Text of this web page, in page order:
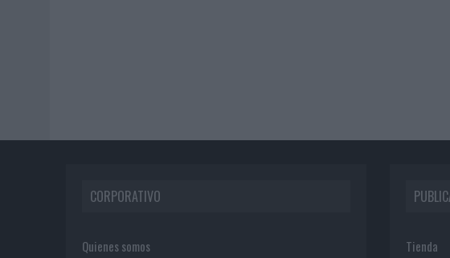
CORPORATIVO
Quienes somos Tienda